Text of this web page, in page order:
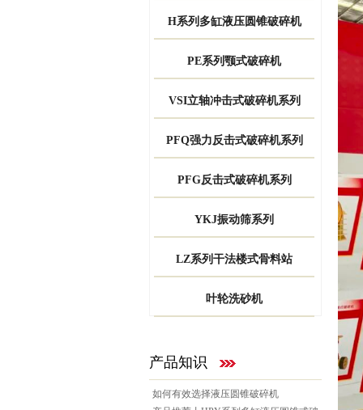
H系列多缸液压圆锥破碎机
PE系列颚式破碎机
VSI立轴冲击式破碎机系列
PFQ强力反击式破碎机系列
PFG反击式破碎机系列
YKJ振动筛系列
LZ系列干法楼式骨料站
叶轮洗砂机
产品知识
如何有效选择液压圆锥破碎机